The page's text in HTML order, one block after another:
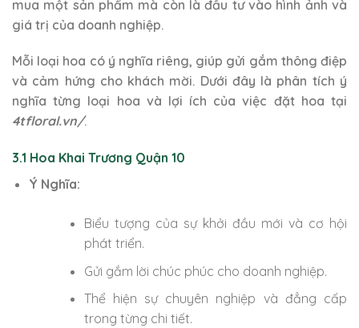
mua một sản phẩm mà còn là đầu tư vào hình ảnh và
giá trị của doanh nghiệp.
Mỗi loại hoa có ý nghĩa riêng, giúp gửi gắm thông điệp
và cảm hứng cho khách mời. Dưới đây là phân tích ý
nghĩa từng loại hoa và lợi ích của việc đặt hoa tại
4tfloral.vn/.
3.1 Hoa Khai Trương Quận 10
Ý Nghĩa:
Biểu tượng của sự khởi đầu mới và cơ hội
phát triển.
Gửi gắm lời chúc phúc cho doanh nghiệp.
Thể hiện sự chuyên nghiệp và đẳng cấp
trong từng chi tiết.